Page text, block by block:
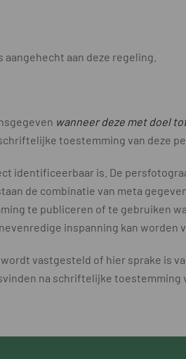
aan deze regeling.
wanneer deze met doel
toestemming van deze
identificeerbaar is. De
de combinatie van meta
te publiceren of te gebruiken
inspanning kan worden
vastgesteld of hier sprake is
na schriftelijke toestemming